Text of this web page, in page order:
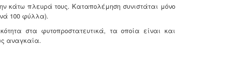
κάτω πλευρά τους. Καταπολέμηση συνιστάται μόνο
100 φύλλα).
στα φυτοπροστατευτικά, τα οποία είναι και
αναγκαία.